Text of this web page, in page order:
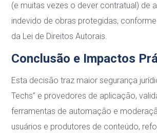
(e muitas vezes o dever contratual) de
indevido de obras protegidas,
da Lei de Direitos Autorais.
Conclusão e Impactos
Esta decisão traz maior segurança
Techs” e provedores de aplicação,
ferramentas de automação e
usuários e produtores de conteúdo,